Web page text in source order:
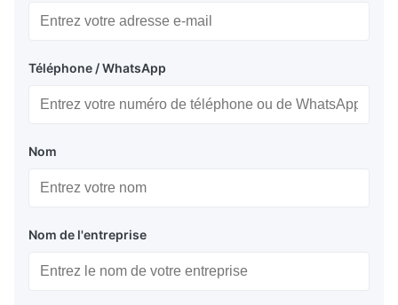
Téléphone / WhatsApp
Nom
Nom de l'entreprise